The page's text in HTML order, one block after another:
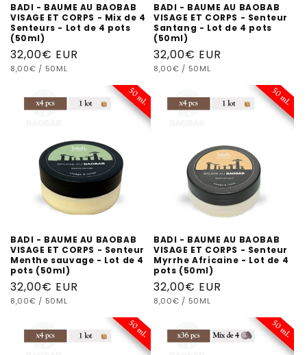
BADI - BAUME AU BAOBAB
VISAGE ET CORPS - Mix de 4
Senteurs - Lot de 4 pots
(50ml)
Prix
habituel
32,00€ EUR
PRIX
8,00€ / PAR
50ML
BADI - BAUME AU BAOBAB
VISAGE ET CORPS - Senteur
Santang - Lot de 4 pots
(50ml)
Prix
habituel
32,00€ EUR
PRIX
8,00€ / PAR
50ML
BADI - BAUME AU BAOBAB
VISAGE ET CORPS - Senteur
Menthe sauvage - Lot de 4
pots (50ml)
Prix
habituel
32,00€ EUR
PRIX
8,00€ / PAR
50ML
BADI - BAUME AU BAOBAB
VISAGE ET CORPS - Senteur
Myrrhe Africaine - Lot de 4
pots (50ml)
Prix
habituel
32,00€ EUR
PRIX
8,00€ / PAR
50ML